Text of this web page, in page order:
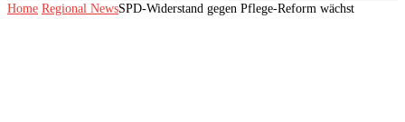
Home Regional NewsSPD-Widerstand gegen Pflege-Reform wächst